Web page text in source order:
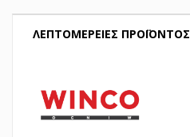
ΛΕΠΤΟΜΈΡΕΙΕΣ ΠΡΟΪΌΝΤΟΣ